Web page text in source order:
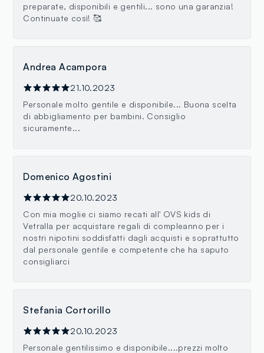
preparate, disponibili e gentili... sono una garanzia!
Continuate così! 🥰
Andrea Acampora
21.10.2023
Personale molto gentile e disponibile... Buona scelta
di abbigliamento per bambini. Consiglio
sicuramente...
Domenico Agostini
20.10.2023
Con mia moglie ci siamo recati all' OVS kids di
Vetralla per acquistare regali di compleanno per i
nostri nipotini soddisfatti dagli acquisti e soprattutto
dal personale gentile e competente che ha saputo
consigliarci
Stefania Cortorillo
20.10.2023
Personale gentilissimo e disponibile....prezzi molto